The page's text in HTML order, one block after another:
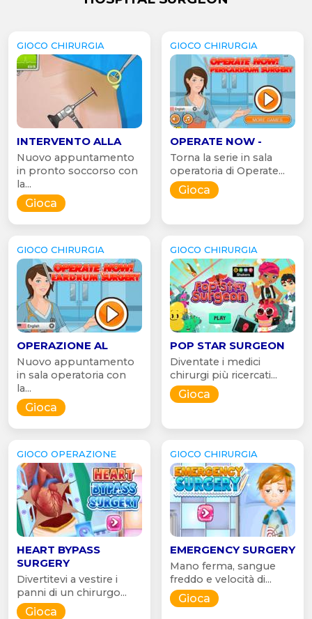
GIOCO CHIRURGIA
INTERVENTO ALLA
Nuovo appuntamento
in pronto soccorso con
la...
Gioca
GIOCO CHIRURGIA
OPERATE NOW -
Torna la serie in sala
operatoria di Operate...
Gioca
GIOCO CHIRURGIA
OPERAZIONE AL
Nuovo appuntamento
in sala operatoria con
la...
Gioca
GIOCO CHIRURGIA
POP STAR SURGEON
Diventate i medici
chirurgi più ricercati...
Gioca
GIOCO OPERAZIONE
HEART BYPASS
SURGERY
Divertitevi a vestire i
panni di un chirurgo...
Gioca
GIOCO CHIRURGIA
EMERGENCY SURGERY
Mano ferma, sangue
freddo e velocità di...
Gioca